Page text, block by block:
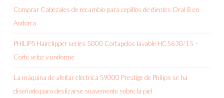
Comprar Cabezales de recambio para cepillos de dientes Oral B en
Andorra
PHILIPS Hairclipper series 5000 Cortapelos lavable HC5630/15 –
Corte veloz y uniforme
La máquina de afeitar eléctrica S9000 Prestige de Philips se ha
diseñado para deslizarse suavemente sobre la piel